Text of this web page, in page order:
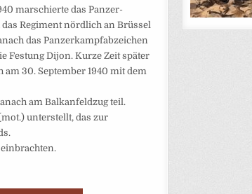
marschierte das Panzer-
Regiment nördlich an Brüssel
das Panzerkampfabzeichen
Festung Dijon. Kurze Zeit später
30. September 1940 mit dem
am Balkanfeldzug teil.
unterstellt, das zur